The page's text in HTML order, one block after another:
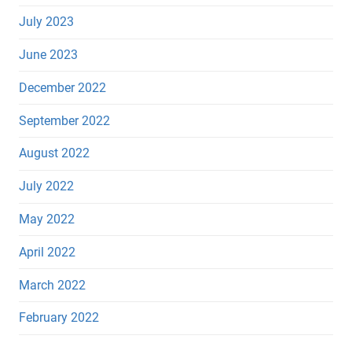
July 2023
June 2023
December 2022
September 2022
August 2022
July 2022
May 2022
April 2022
March 2022
February 2022